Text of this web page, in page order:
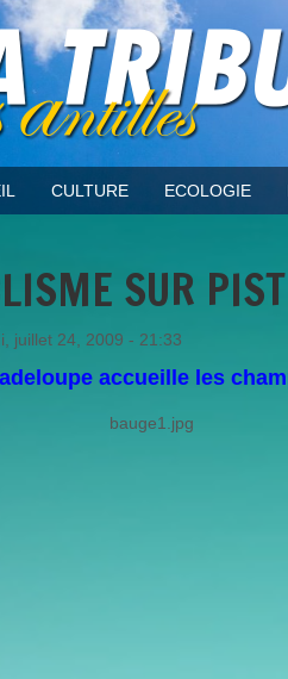
CULTURE ECOLOGIE
SUR
juillet 24, 2009 - 21:33
accueille les